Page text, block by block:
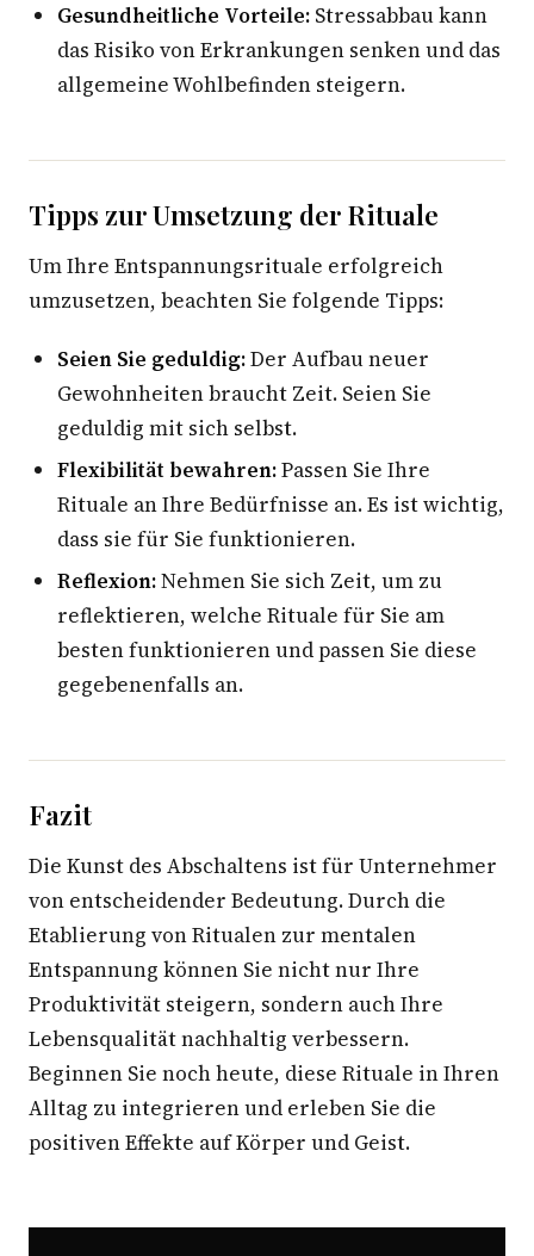
Gesundheitliche Vorteile: Stressabbau kann
das Risiko von Erkrankungen senken und das
allgemeine Wohlbefinden steigern.
Tipps zur Umsetzung der Rituale
Um Ihre Entspannungsrituale erfolgreich
umzusetzen, beachten Sie folgende Tipps:
Seien Sie geduldig:Der Aufbau neuer
Gewohnheiten braucht Zeit. Seien Sie
geduldig mit sich selbst.
Flexibilität bewahren:Passen Sie Ihre
Rituale an Ihre Bedürfnisse an. Es ist wichtig,
dass sie für Sie funktionieren.
Reflexion:Nehmen Sie sich Zeit, um zu
reflektieren, welche Rituale für Sie am
besten funktionieren und passen Sie diese
gegebenenfalls an.
Fazit
Die Kunst des Abschaltens ist für Unternehmer
von entscheidender Bedeutung. Durch die
Etablierung von Ritualen zur mentalen
Entspannung können Sie nicht nur Ihre
Produktivität steigern, sondern auch Ihre
Lebensqualität nachhaltig verbessern.
Beginnen Sie noch heute, diese Rituale in Ihren
Alltag zu integrieren und erleben Sie die
positiven Effekte auf Körper und Geist.